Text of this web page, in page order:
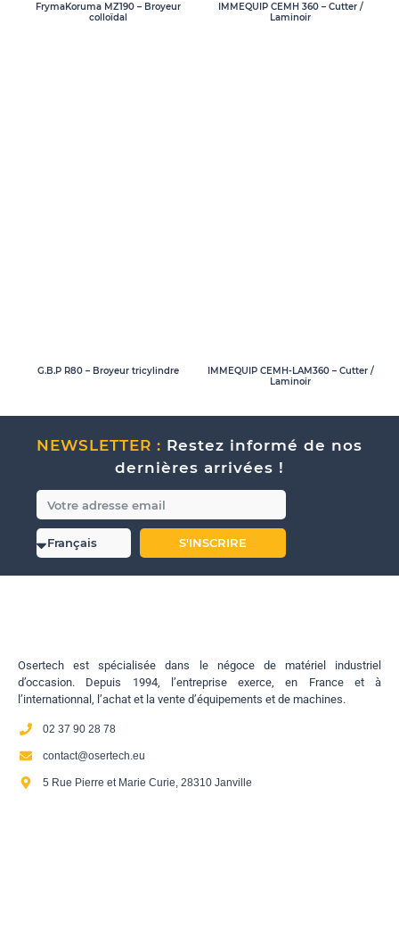
FrymaKoruma MZ190 – Broyeur
colloïdal
IMMEQUIP CEMH 360 – Cutter /
Laminoir
G.B.P R80 – Broyeur tricylindre
IMMEQUIP CEMH-LAM360 – Cutter /
Laminoir
NEWSLETTER : Restez informé de nos
dernières arrivées !
S'INSCRIRE
Osertech est spécialisée dans le négoce de matériel industriel
d’occasion. Depuis 1994, l’entreprise exerce, en France et à
l’internationnal, l’achat et la vente d’équipements et de machines.
02 37 90 28 78
contact@osertech.eu
5 Rue Pierre et Marie Curie, 28310 Janville